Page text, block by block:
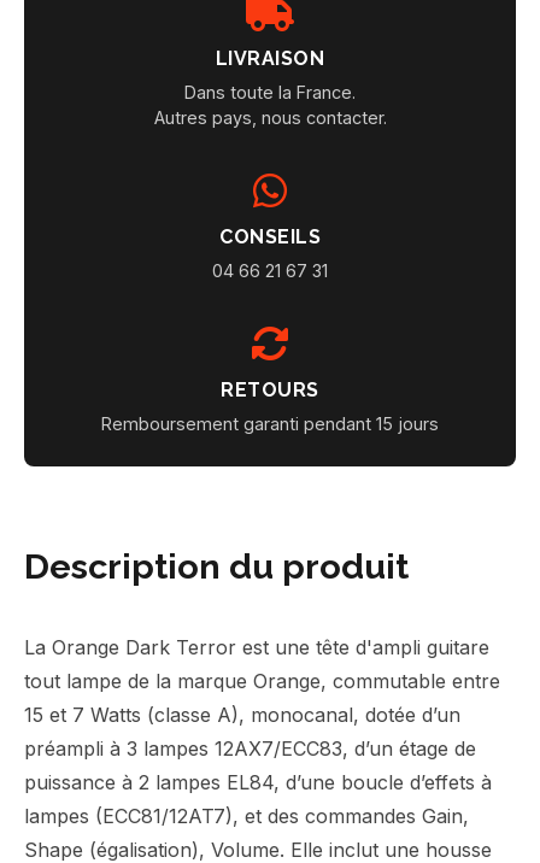
LIVRAISON
Dans toute la France.
Autres pays, nous contacter.
CONSEILS
04 66 21 67 31
RETOURS
Remboursement garanti pendant 15 jours
Description du produit
La Orange Dark Terror est une tête d'ampli guitare
tout lampe de la marque Orange, commutable entre
15 et 7 Watts (classe A), monocanal, dotée d’un
préampli à 3 lampes 12AX7/ECC83, d’un étage de
puissance à 2 lampes EL84, d’une boucle d’effets à
lampes (ECC81/12AT7), et des commandes Gain,
Shape (égalisation), Volume. Elle inclut une housse